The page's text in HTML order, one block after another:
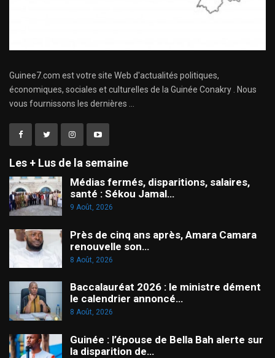
Guinee7.com est votre site Web d'actualités politiques,
économiques, sociales et culturelles de la Guinée Conakry . Nous
vous fournissons les dernières ...
Les + Lus de la semaine
Médias fermés, disparitions, salaires,
santé : Sékou Jamal…
9 Août, 2026
Près de cinq ans après, Amara Camara
renouvelle son…
8 Août, 2026
Baccalauréat 2026 : le ministre dément
le calendrier annoncé…
8 Août, 2026
Guinée : l’épouse de Bella Bah alerte sur
la disparition de…